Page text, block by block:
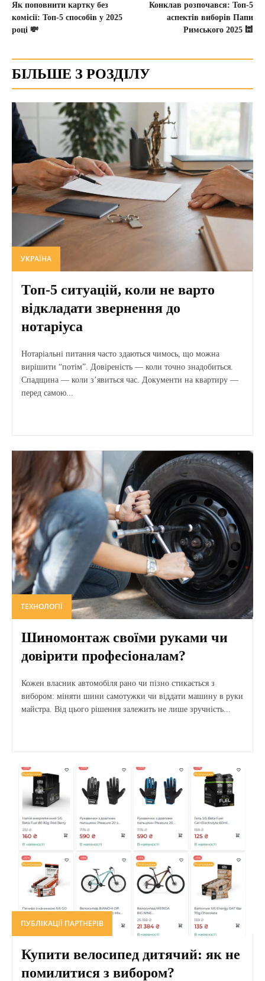
Як поповнити картку без
комісії: Топ-5 способів у 2025
році 💸
Конклав розпочався: Топ-5
аспектів виборів Папи
Римського 2025 🕍
БІЛЬШЕ З РОЗДІЛУ
УКРАЇНА
Топ-5 ситуацій, коли не варто
відкладати звернення до
нотаріуса
Нотаріальні питання часто здаються чимось, що можна
вирішити “потім”. Довіреність — коли точно знадобиться.
Спадщина — коли з’явиться час. Документи на квартиру —
перед самою...
ТЕХНОЛОГІЇ
Шиномонтаж своїми руками чи
довірити професіоналам?
Кожен власник автомобіля рано чи пізно стикається з
вибором: міняти шини самотужки чи віддати машину в руки
майстра. Від цього рішення залежить не лише зручність...
ПУБЛІКАЦІЇ ПАРТНЕРІВ
Купити велосипед дитячий: як не
помилитися з вибором?